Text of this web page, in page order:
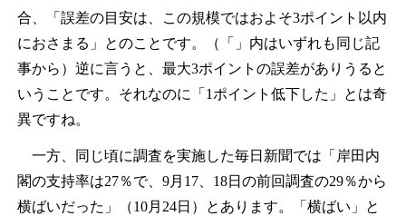
合、「誤差の目安は、この規模ではおよそ3ポイント以内
におさまる」とのことです。（「」内はいずれも同じ記
事から）逆に言うと、最大3ポイントの誤差がありうると
いうことです。それなのに「1ポイント低下した」とは奇
異ですね。
一方、同じ頃に調査を実施した毎日新聞では「岸田内
閣の支持率は27％で、9月17、18日の前回調査の29％から
横ばいだった」（10月24日）とあります。「横ばい」と